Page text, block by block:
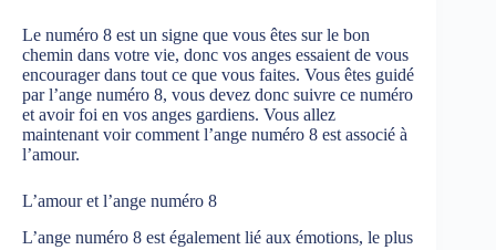
Le numéro 8 est un signe que vous êtes sur le bon
chemin dans votre vie, donc vos anges essaient de vous
encourager dans tout ce que vous faites. Vous êtes guidé
par l’ange numéro 8, vous devez donc suivre ce numéro
et avoir foi en vos anges gardiens. Vous allez
maintenant voir comment l’ange numéro 8 est associé à
l’amour.
L’amour et l’ange numéro 8
L’ange numéro 8 est également lié aux émotions, le plus